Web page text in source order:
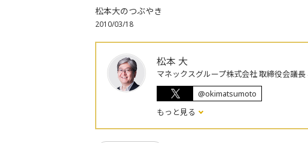
松本大のつぶやき
2010/03/18
松本 大
マネックスグループ株式会社 取締役会議
@okimatsumoto
もっと見る